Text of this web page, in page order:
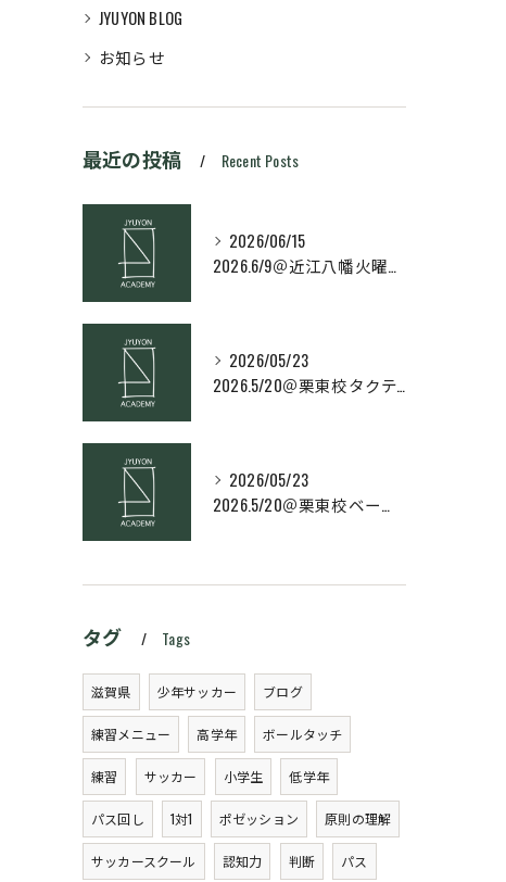
JYUYON BLOG
お知らせ
最近の投稿 Recent Posts
2026/06/15
2026.6/9＠近江八幡火曜日校スキルコース
2026/05/23
2026.5/20＠栗東校タクティクス・ネクストコース
2026/05/23
2026.5/20＠栗東校ベーシック・スキルコース
タグ Tags
滋賀県 少年サッカー ブログ
練習メニュー 高学年 ボールタッチ
練習 サッカー 小学生 低学年
パス回し 1対1 ポゼッション 原則の理解
サッカースクール 認知力 判断 パス